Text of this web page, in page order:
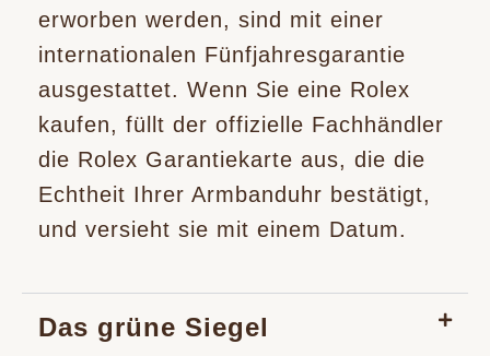
erworben werden, sind mit einer
internationalen Fünfjahres­garantie
ausgestattet. Wenn Sie eine Rolex
kaufen, füllt der offizielle Fachhändler
die Rolex Garantiekarte aus, die die
Echtheit Ihrer Armbanduhr bestätigt,
und versieht sie mit einem Datum.
Das grüne Siegel